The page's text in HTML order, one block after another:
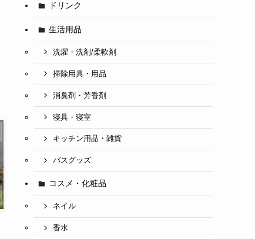
ドリンク
生活用品
洗濯・洗剤/柔軟剤
掃除用具・用品
消臭剤・芳香剤
寝具・寝室
キッチン用品・雑貨
バスグッズ
コスメ・化粧品
ネイル
香水